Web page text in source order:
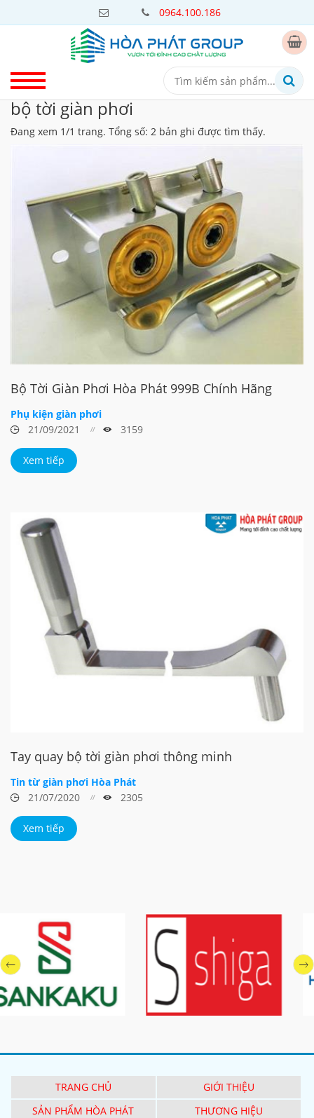
0964.100.186
bộ tời giàn phơi
Đang xem 1/1 trang. Tổng số: 2 bản ghi được tìm thấy.
Bộ Tời Giàn Phơi Hòa Phát 999B Chính Hãng
Phụ kiện giàn phơi
21/09/2021
3159
Xem tiếp
Tay quay bộ tời giàn phơi thông minh
Tin từ giàn phơi Hòa Phát
21/07/2020
2305
Xem tiếp
TRANG CHỦ
GIỚI THIỆU
SẢN PHẨM HÒA PHÁT
THƯƠNG HIỆU